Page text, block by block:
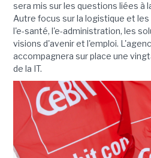
sera mis sur les questions liées à
Autre focus sur la logistique et
l'e-santé, l'e-administration, les
visions d'avenir et l'emploi.
accompagnera sur place une
de la IT.